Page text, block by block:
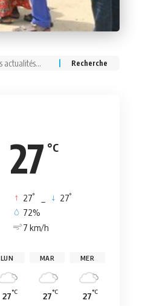
27 °C
27° 27°
72%
7 km/h
LUN
27°C
MAR
27°C
MER
27°C